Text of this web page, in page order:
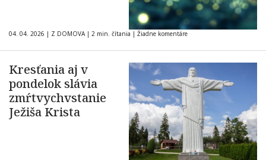
04. 04. 2026 | Z DOMOVA | 2 min. čítania | Žiadne komentáre
Kresťania aj v
pondelok slávia
zmŕtvychvstanie
Ježiša Krista